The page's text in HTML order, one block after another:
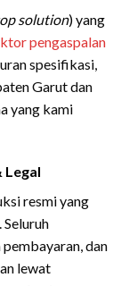
solution) yang
pengaspalan
spesifikasi,
Garut dan
yang kami
Legal
resmi yang
dan
lewat